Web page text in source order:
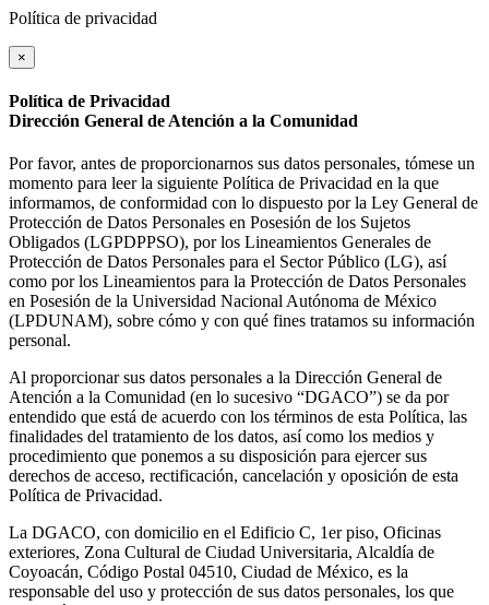
Política de privacidad
×
Política de Privacidad
Dirección General de Atención a la Comunidad
Por favor, antes de proporcionarnos sus datos personales, tómese un
momento para leer la siguiente Política de Privacidad en la que
informamos, de conformidad con lo dispuesto por la Ley General de
Protección de Datos Personales en Posesión de los Sujetos
Obligados (LGPDPPSO), por los Lineamientos Generales de
Protección de Datos Personales para el Sector Público (LG), así
como por los Lineamientos para la Protección de Datos Personales
en Posesión de la Universidad Nacional Autónoma de México
(LPDUNAM), sobre cómo y con qué fines tratamos su información
personal.
Al proporcionar sus datos personales a la Dirección General de
Atención a la Comunidad (en lo sucesivo “DGACO”) se da por
entendido que está de acuerdo con los términos de esta Política, las
finalidades del tratamiento de los datos, así como los medios y
procedimiento que ponemos a su disposición para ejercer sus
derechos de acceso, rectificación, cancelación y oposición de esta
Política de Privacidad.
La DGACO, con domicilio en el Edificio C, 1er piso, Oficinas
exteriores, Zona Cultural de Ciudad Universitaria, Alcaldía de
Coyoacán, Código Postal 04510, Ciudad de México, es la
responsable del uso y protección de sus datos personales, los que